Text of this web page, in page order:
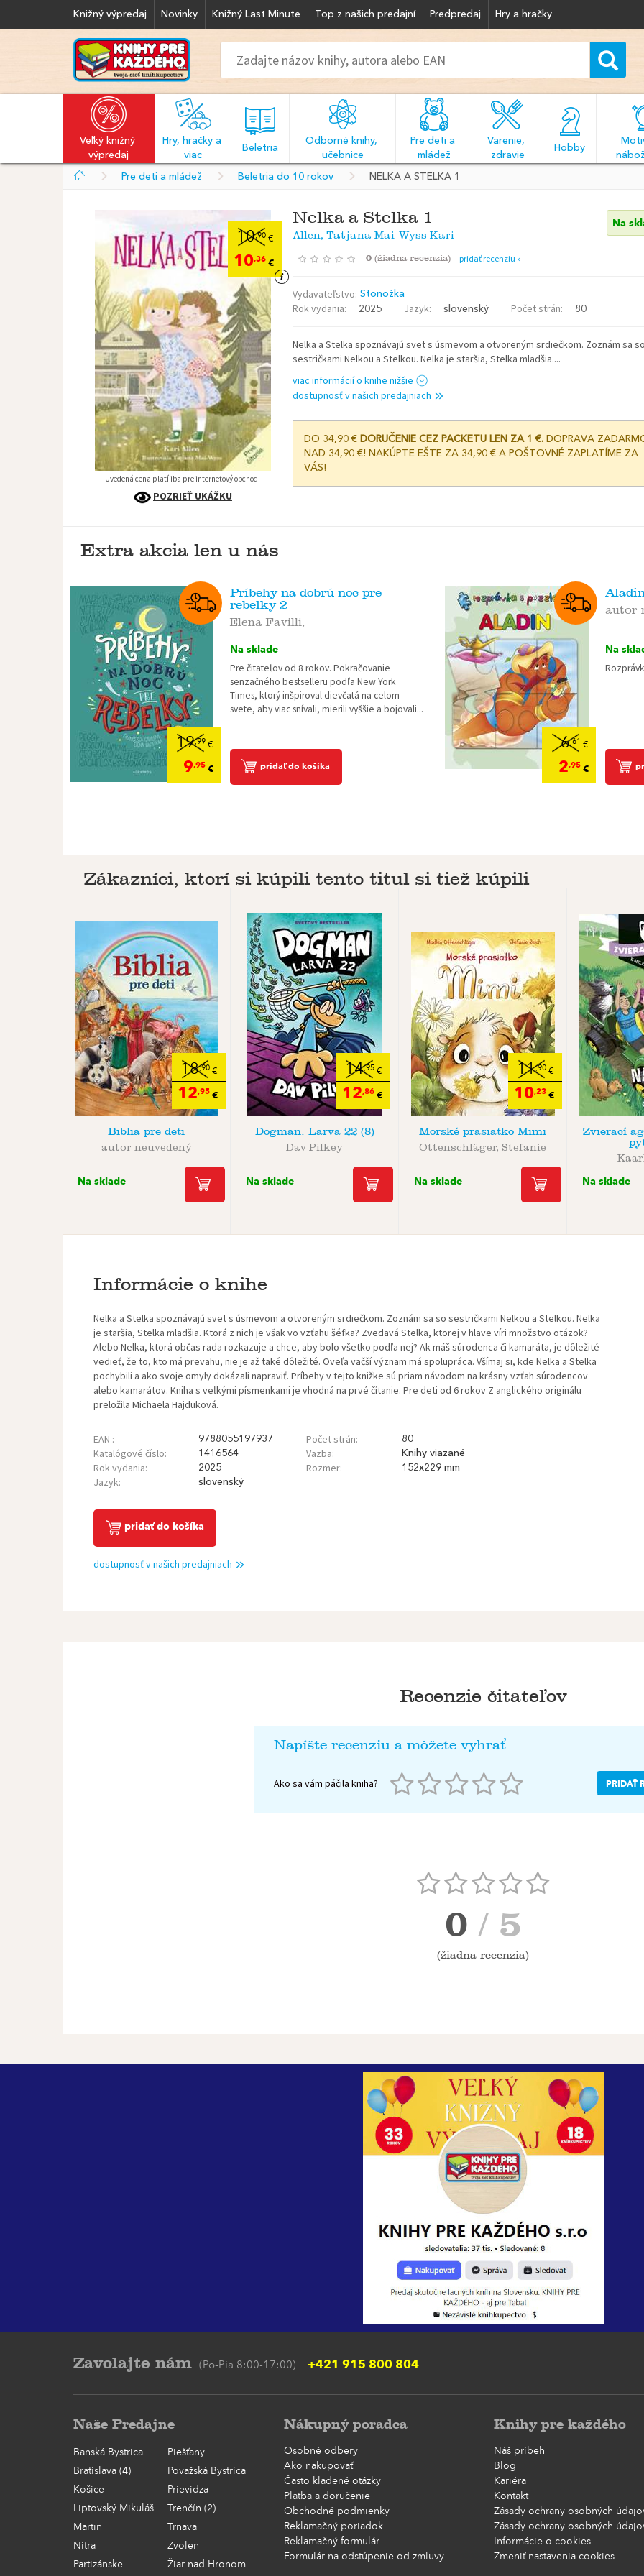
Knižný výpredaj Novinky Knižný Last Minute Top z našich predajní Predpredaj Hry a hračky
Veľký knižný
výpredaj
Hry, hračky a
viac
Beletria
Odborné knihy,
učebnice
Pre deti a
mládež
Varenie,
zdravie
Hobby
Pre deti a mládež Beletria do 10 rokov NELKA A STELKA 1
10,90 €
10,36 €
Uvedená cena platí iba pre internetový obchod.
POZRIEŤ UKÁŽKU
Nelka a Stelka 1
Allen, Tatjana Mai-Wyss Kari
Na
0 (žiadna recenzia) pridať recenziu »
Vydavateľstvo: Stonožka
Rok vydania: 2025 Jazyk: slovenský Počet strán: 80
Nelka a Stelka spoznávajú svet s úsmevom a otvoreným srdiečkom. Zoznám sa so
sestričkami Nelkou a Stelkou. Nelka je staršia, Stelka mladšia....
viac informácií o knihe nižšie
dostupnosť v našich predajniach
DO 34,90 € DORUČENIE CEZ PACKETU LEN ZA 1 €.DOPRAVA
NAD 34,90 €! NAKÚPTE EŠTE ZA 34,90 € A POŠTOVNÉ ZAPLATÍME ZA
VÁS!
Extra akcia len u nás
19,99 €
9,95€
Príbehy na dobrú noc pre
rebelky 2
Elena Favilli,
Na sklade
Pre čitateľov od 8 rokov. Pokračovanie
senzačného bestselleru podľa New York
Times, ktorý inšpiroval dievčatá na celom
svete, aby viac snívali, mierili vyššie a bojovali...
pridať do košíka
6,61 €
2,95€
autor
Na
Zákazníci, ktorí si kúpili tento titul si tiež kúpili
18,90 €
12,95 €
Biblia pre deti
autor neuvedený
Na sklade
14,95€
12,86€
Dogman. Larva 22 (8)
Dav Pilkey
Na sklade
11,90 €
10,23 €
Morské prasiatko Mimi
Ottenschläger, Stefanie
Na sklade
Zvierací
Na sklade
Informácie o knihe
Nelka a Stelka spoznávajú svet s úsmevom a otvoreným srdiečkom. Zoznám sa so sestričkami Nelkou a Stelkou. Nelka
je staršia, Stelka mladšia. Ktorá z nich je však vo vzťahu šéfka? Zvedavá Stelka, ktorej v hlave víri množstvo otázok?
Alebo Nelka, ktorá občas rada rozkazuje a chce, aby bolo všetko podľa nej? Ak máš súrodenca či kamaráta, je dôležité
vedieť, že to, kto má prevahu, nie je až také dôležité. Oveľa väčší význam má spolupráca. Všímaj si, kde Nelka a Stelka
pochybili a ako svoje omyly dokázali napraviť. Príbehy v tejto knižke sú priam návodom na krásny vzťah súrodencov
alebo kamarátov. Kniha s veľkými písmenkami je vhodná na prvé čítanie. Pre deti od 6 rokov Z anglického originálu
preložila Michaela Hajduková.
EAN : 9788055197937
Katalógové číslo: 1416564
Rok vydania: 2025
Jazyk: slovenský
Počet strán: 80
Väzba: Knihy viazané
Rozmer: 152x229 mm
pridať do košíka
dostupnosť v našich predajniach
Recenzie čitateľov
Napíšte recenziu a môžete vyhrať
Ako sa vám páčila kniha? PRIDAŤ
0 / 5
(žiadna recenzia)
Zavolajte nám (Po-Pia 8:00-17:00) +421 915 800 804
Naše Predajne
Banská Bystrica
Piešťany
Bratislava (4)
Považská Bystrica
Košice
Prievidza
Liptovský Mikuláš
Trenčín (2)
Martin
Trnava
Nitra
Zvolen
Partizánske
Žiar nad Hronom
Nákupný poradca
Osobné odbery
Ako nakupovať
Často kladené otázky
Platba a doručenie
Obchodné podmienky
Reklamačný poriadok
Reklamačný formulár
Formulár na odstúpenie od zmluvy
Knihy pre každého
Náš príbeh
Blog
Kariéra
Kontakt
Zásady ochrany osobných
Zásady ochrany osobných
Informácie o cookies
Zmeniť nastavenia cookies